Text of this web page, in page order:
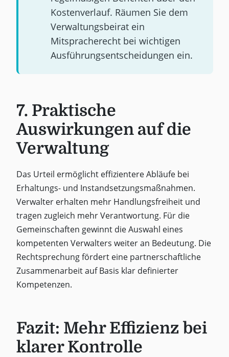
Kostenverlauf. Räumen Sie dem
Verwaltungsbeirat ein
Mitspracherecht bei wichtigen
Ausführungsentscheidungen ein.
7. Praktische
Auswirkungen auf die
Verwaltung
Das Urteil ermöglicht effizientere Abläufe bei
Erhaltungs- und Instandsetzungsmaßnahmen.
Verwalter erhalten mehr Handlungsfreiheit und
tragen zugleich mehr Verantwortung. Für die
Gemeinschaften gewinnt die Auswahl eines
kompetenten Verwalters weiter an Bedeutung. Die
Rechtsprechung fördert eine partnerschaftliche
Zusammenarbeit auf Basis klar definierter
Kompetenzen.
Fazit: Mehr Effizienz bei
klarer Kontrolle